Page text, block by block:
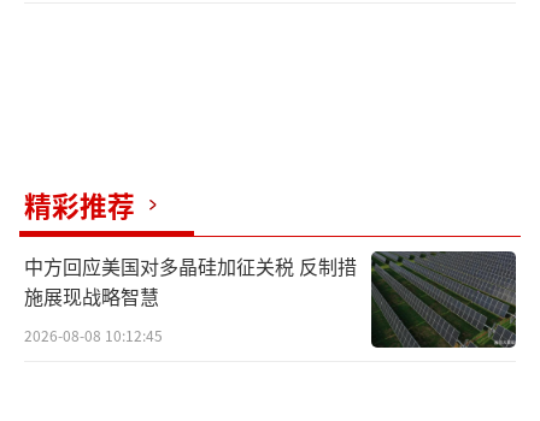
精彩推荐
中方回应美国对多晶硅加征关税 反制措
施展现战略智慧
2026-08-08 10:12:45